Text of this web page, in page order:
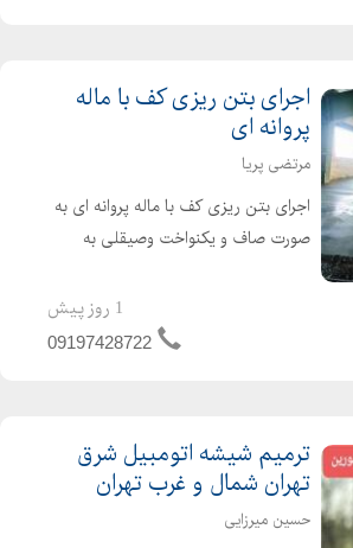
اجرای بتن ریزی کف با ماله
پروانه ای
مرتضی پریا
اجرای بتن ریزی کف با ماله پروانه ای به
صورت صاف و یکنواخت وصیقلی به
کادری مجرب اماده ارائه خدمات در سراسر
1 روز پیش
09197428722
ترمیم شیشه اتومبیل شرق
تهران شمال و غرب تهران
حسین میرزایی